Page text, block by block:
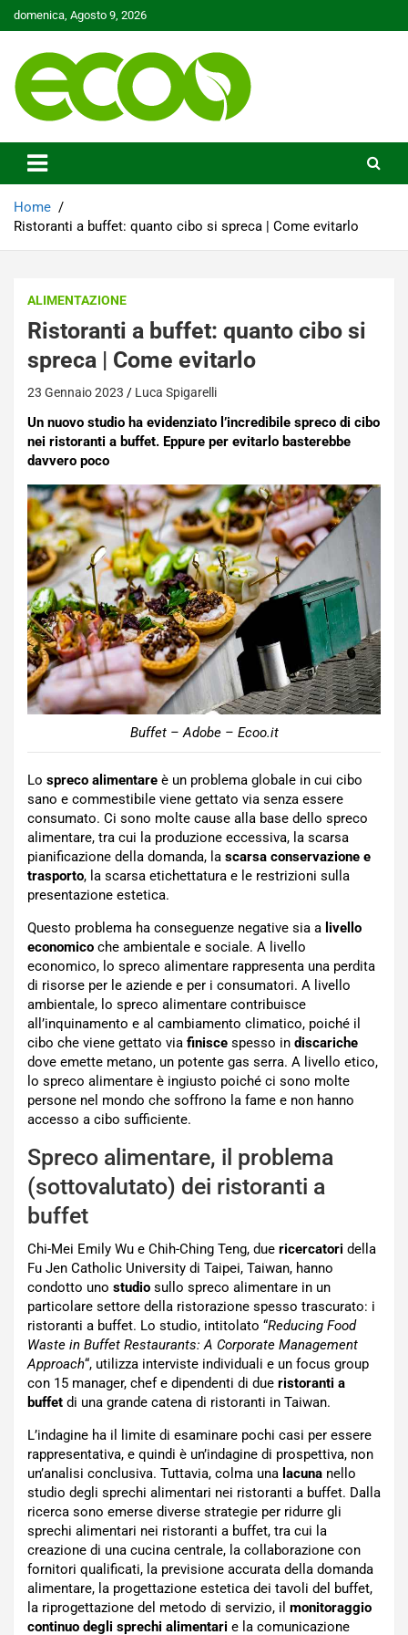
Skip
to
domenica, Agosto 9, 2026
Ecoo.it
Home
Ristoranti a buffet: quanto cibo si spreca | Come evitarlo
ALIMENTAZIONE
Ristoranti a buffet: quanto cibo si
spreca | Come evitarlo
23 Gennaio 2023 Luca Spigarelli
Un nuovo studio ha evidenziato l’incredibile spreco di cibo
nei ristoranti a buffet. Eppure per evitarlo basterebbe
davvero poco
Buffet – Adobe – Ecoo.it
Lo spreco alimentare è un problema globale in cui cibo
sano e commestibile viene gettato via senza essere
consumato. Ci sono molte cause alla base dello spreco
alimentare, tra cui la produzione eccessiva, la scarsa
pianificazione della domanda, la scarsa conservazione e
trasporto, la scarsa etichettatura e le restrizioni sulla
presentazione estetica.
Questo problema ha conseguenze negative sia a livello
economico che ambientale e sociale. A livello
economico, lo spreco alimentare rappresenta una perdita
di risorse per le aziende e per i consumatori. A livello
ambientale, lo spreco alimentare contribuisce
all’inquinamento e al cambiamento climatico, poiché il
cibo che viene gettato via finisce spesso in discariche
dove emette metano, un potente gas serra. A livello etico,
lo spreco alimentare è ingiusto poiché ci sono molte
persone nel mondo che soffrono la fame e non hanno
accesso a cibo sufficiente.
Spreco alimentare, il problema
(sottovalutato) dei ristoranti a
buffet
Chi-Mei Emily Wu e Chih-Ching Teng, due ricercatori della
Fu Jen Catholic University di Taipei, Taiwan, hanno
condotto uno studio sullo spreco alimentare in un
particolare settore della ristorazione spesso trascurato: i
ristoranti a buffet. Lo studio, intitolato “Reducing Food
Waste in Buffet Restaurants: A Corporate Management
Approach“, utilizza interviste individuali e un focus group
con 15 manager, chef e dipendenti di due ristoranti a
buffet di una grande catena di ristoranti in Taiwan.
L’indagine ha il limite di esaminare pochi casi per essere
rappresentativa, e quindi è un’indagine di prospettiva, non
un’analisi conclusiva. Tuttavia, colma una lacuna nello
studio degli sprechi alimentari nei ristoranti a buffet. Dalla
ricerca sono emerse diverse strategie per ridurre gli
sprechi alimentari nei ristoranti a buffet, tra cui la
creazione di una cucina centrale, la collaborazione con
fornitori qualificati, la previsione accurata della domanda
alimentare, la progettazione estetica dei tavoli del buffet,
la riprogettazione del metodo di servizio, il monitoraggio
continuo degli sprechi alimentari e la comunicazione